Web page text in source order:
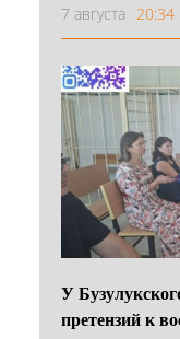
7 августа 20:34
У
претензий к